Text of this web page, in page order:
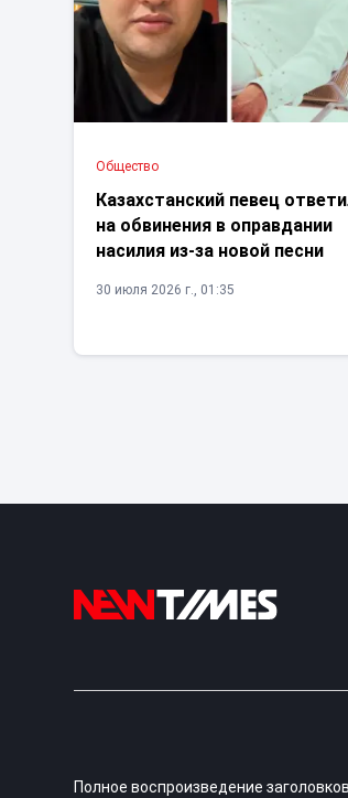
Общество
Казахстанский певец
на обвинения в оправдании
насилия из-за новой песни
30 июля 2026 г., 01:35
Полное воспроизведение